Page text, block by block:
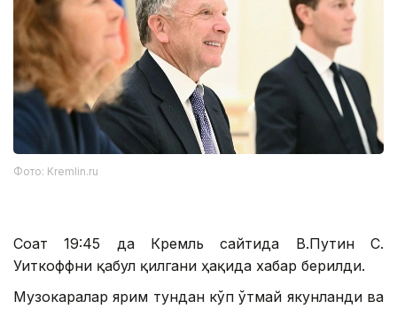
Фото: Kremlin.ru
Соат 19:45 да Кремль сайтида В.Путин С.
Уиткоффни қабул қилгани ҳақида хабар берилди.
Музокаралар ярим тундан кўп ўтмай якунланди ва